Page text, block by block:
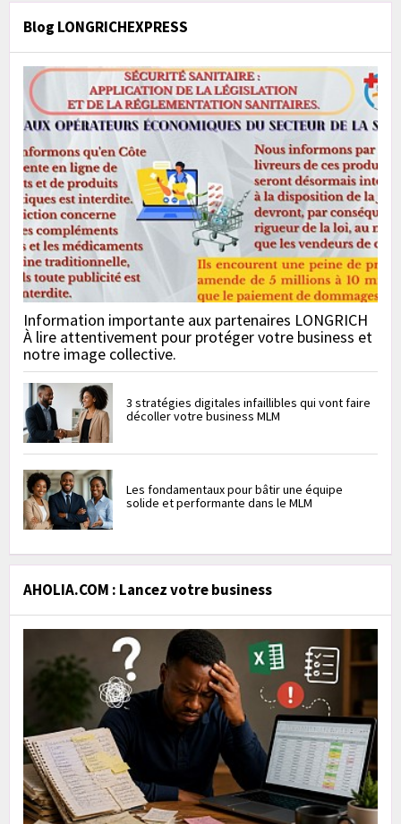
Blog LONGRICHEXPRESS
Information importante aux partenaires LONGRICH
À lire attentivement pour protéger votre business et
notre image collective.
3 stratégies digitales infaillibles qui vont faire
décoller votre business MLM
Les fondamentaux pour bâtir une équipe
solide et performante dans le MLM
AHOLIA.COM : Lancez votre business